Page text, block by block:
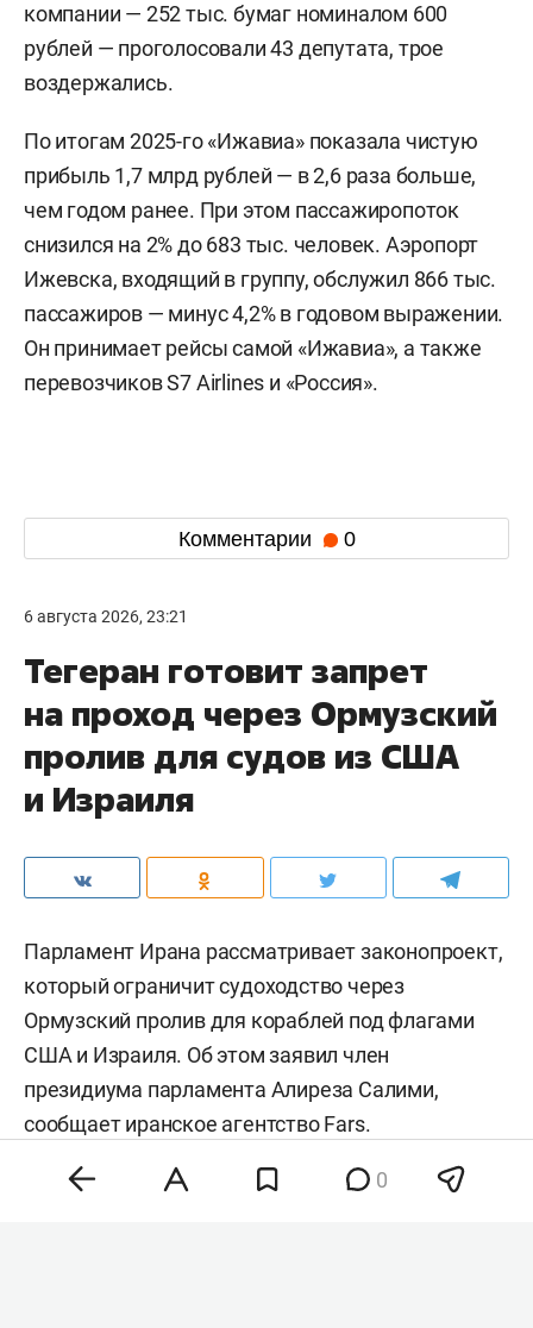
компании — 252 тыс. бумаг номиналом 600
рублей — проголосовали 43 депутата, трое
воздержались.
По итогам 2025-го «Ижавиа» показала чистую
прибыль 1,7 млрд рублей — в 2,6 раза больше,
чем годом ранее. При этом пассажиропоток
снизился на 2% до 683 тыс. человек. Аэропорт
Ижевска, входящий в группу, обслужил 866 тыс.
пассажиров — минус 4,2% в годовом выражении.
Он принимает рейсы самой «Ижавиа», а также
перевозчиков S7 Airlines и «Россия».
Комментарии 0
6 августа 2026, 23:21
Тегеран готовит запрет
на проход через Ормузский
пролив для судов из США
и Израиля
Парламент Ирана рассматривает законопроект,
который ограничит судоходство через
Ормузский пролив для кораблей под флагами
США и Израиля. Об этом заявил член
президиума парламента Алиреза Салими,
сообщает иранское агентствоFars.
0